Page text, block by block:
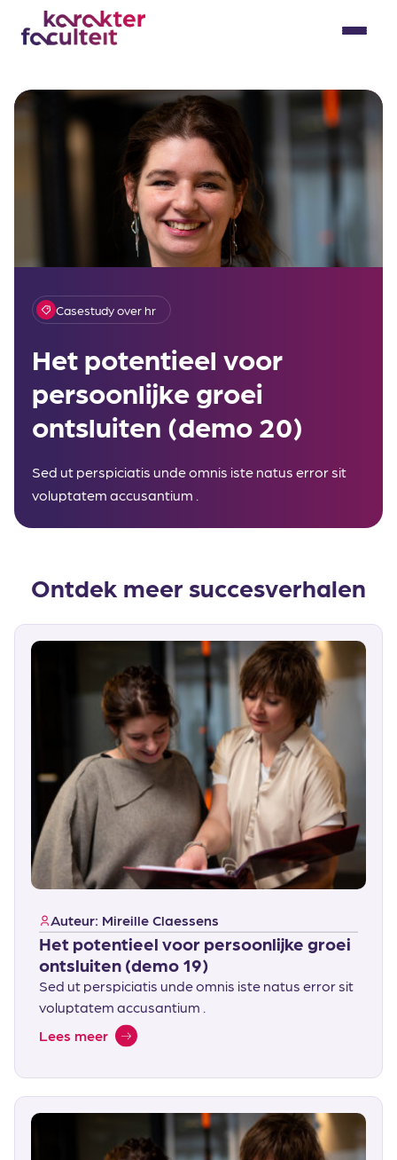
Menu
Casestudy over hr
Het potentieel voor
persoonlijke groei
ontsluiten (demo 20)
Sed ut perspiciatis unde omnis iste natus error sit
voluptatem accusantium .
Ontdek meer succesverhalen
Auteur: Mireille Claessens
Het potentieel voor persoonlijke groei
ontsluiten (demo 19)
Sed ut perspiciatis unde omnis iste natus error sit
voluptatem accusantium .
Lees meer